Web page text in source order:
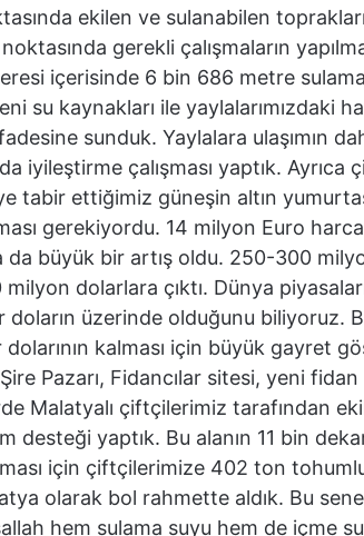
ekilen ve sulanabilen
gerekli çalışmaların
içerisinde 6 bin 686 metre sulama
su kaynakları ile yaylalarımızdaki
sunduk. Yaylalara ulaşımın
iyileştirme çalışması yaptık.
tabir ettiğimiz güneşin altın
gerekiyordu. 14 milyon Euro
da büyük bir artış oldu. 250-300
milyon dolarlara çıktı. Dünya
doların üzerinde olduğunu biliyoruz.
kalması için büyük gayret
Pazarı, Fidancılar sitesi, yeni
Malatyalı çiftçilerimiz tarafından
desteği yaptık. Bu alanın 11 bin
için çiftçilerimize 402 ton
olarak bol rahmette aldık. Bu
hem sulama suyu hem de içme